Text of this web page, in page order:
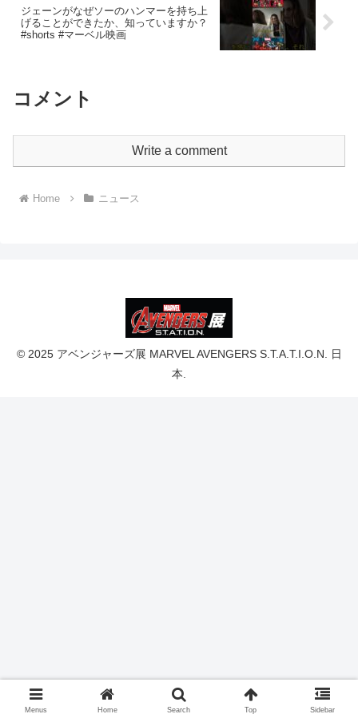
ジェーンがなぜソーのハンマーを持ち上
げることができたか、知っていますか？
#shorts #マーベル映画
コメント
Write a comment
Home ニュース
© 2025 アベンジャーズ展 MARVEL AVENGERS S.T.A.T.I.O.N. 日
本.
Menus Home Search Top Sidebar